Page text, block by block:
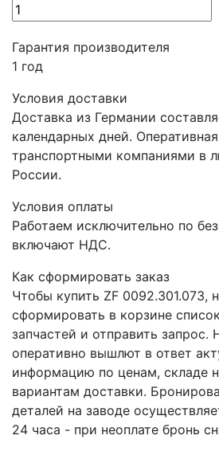
Гарантия производителя
1 год
Условия доставки
Доставка из Германии
календарных дней.
транспортными компаниями в
России.
Условия оплаты
Работаем исключительно по
включают НДС.
Как сформировать заказ
Чтобы купить ZF 0092.301.073,
сформировать в корзине
запчастей и отправить
оперативно вышлют в ответ
информацию по ценам, складе
вариантам доставки.
деталей на заводе
24 часа - при неоплате бронь